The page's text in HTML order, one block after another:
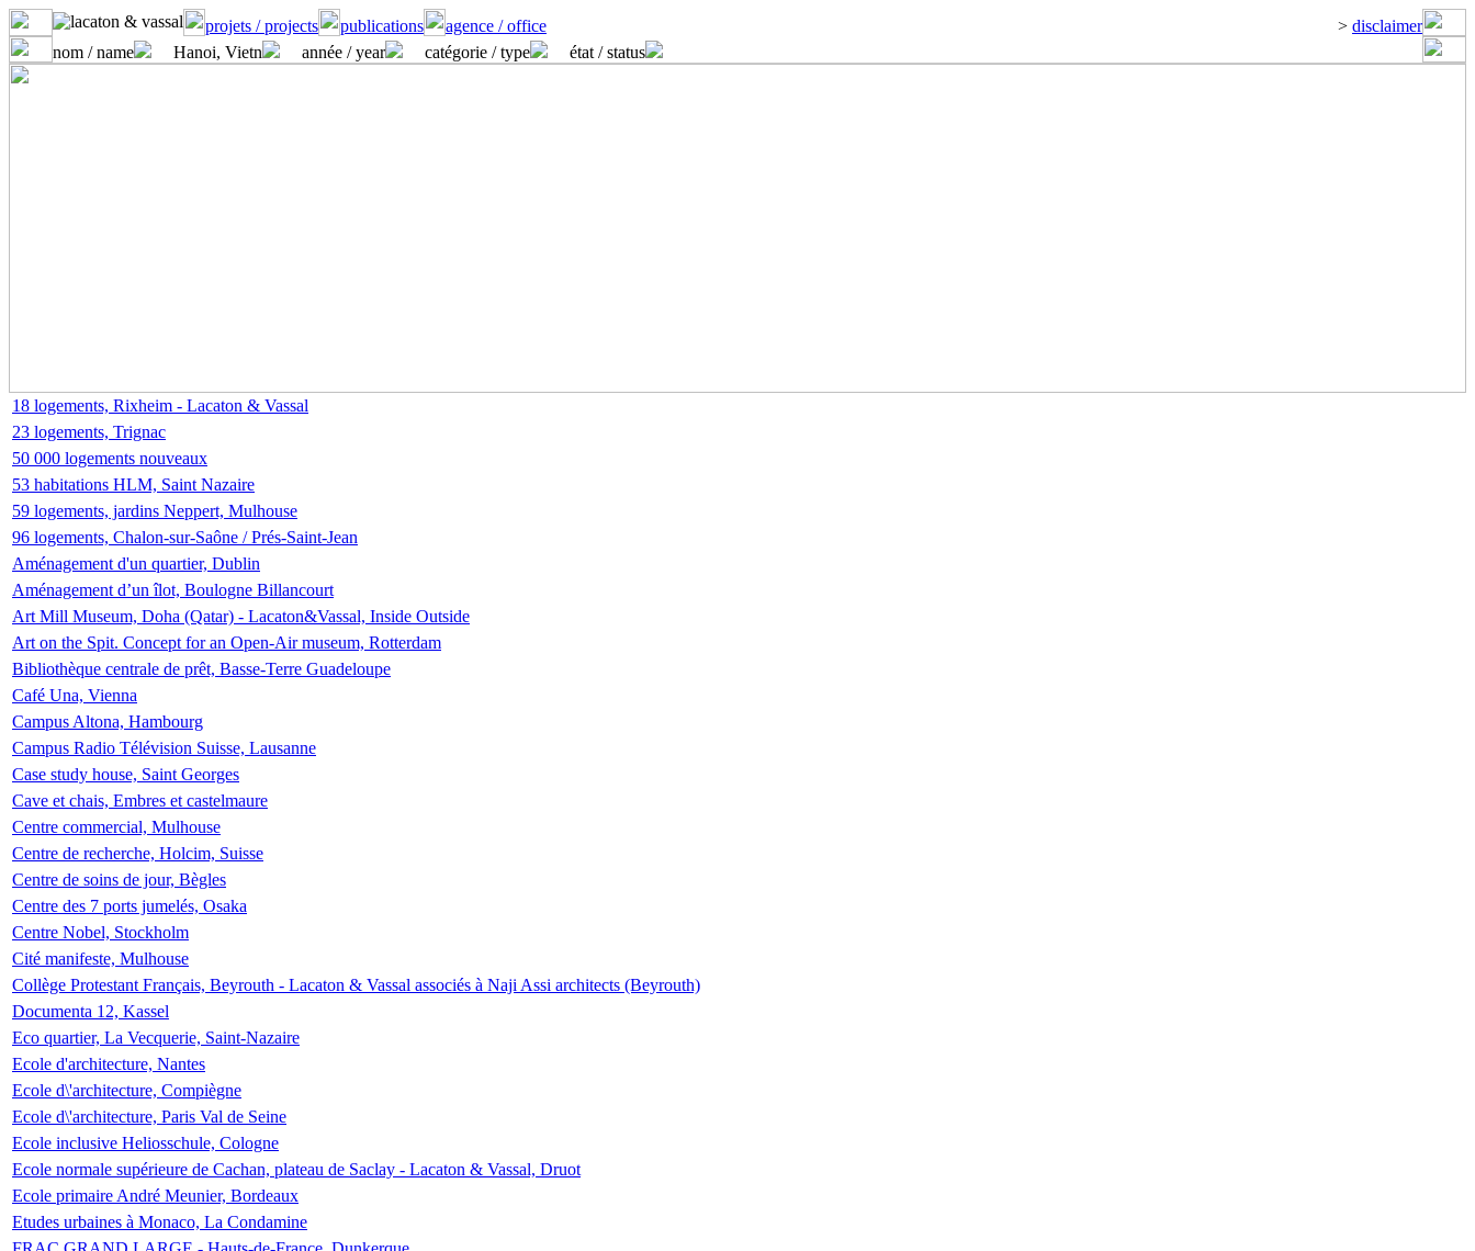
projets / projects publications agence / office > disclaimer
nom / name
Hanoi, Vietn année / year catégorie / type état / status
18 logements, Rixheim - Lacaton & Vassal
23 logements, Trignac
50 000 logements nouveaux
53 habitations HLM, Saint Nazaire
59 logements, jardins Neppert, Mulhouse
96 logements, Chalon-sur-Saône / Prés-Saint-Jean
Aménagement d'un quartier, Dublin
Aménagement d’un îlot, Boulogne Billancourt
Art Mill Museum, Doha (Qatar) - Lacaton&Vassal, Inside Outside
Art on the Spit. Concept for an Open-Air museum, Rotterdam
Bibliothèque centrale de prêt, Basse-Terre Guadeloupe
Café Una, Vienna
Campus Altona, Hambourg
Campus Radio Télévision Suisse, Lausanne
Case study house, Saint Georges
Cave et chais, Embres et castelmaure
Centre commercial, Mulhouse
Centre de recherche, Holcim, Suisse
Centre de soins de jour, Bègles
Centre des 7 ports jumelés, Osaka
Centre Nobel, Stockholm
Cité manifeste, Mulhouse
Collège Protestant Français, Beyrouth - Lacaton & Vassal associés à Naji Assi architects (Beyrouth)
Documenta 12, Kassel
Eco quartier, La Vecquerie, Saint-Nazaire
Ecole d'architecture, Nantes
Ecole d\'architecture, Compiègne
Ecole d\'architecture, Paris Val de Seine
Ecole inclusive Heliosschule, Cologne
Ecole normale supérieure de Cachan, plateau de Saclay - Lacaton & Vassal, Druot
Ecole primaire André Meunier, Bordeaux
Etudes urbaines à Monaco, La Condamine